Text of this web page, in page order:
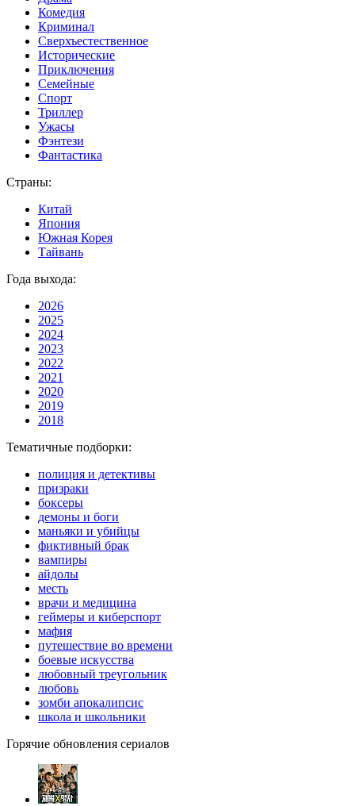
Комедия
Криминал
Сверхъестественное
Исторические
Приключения
Семейные
Спорт
Триллер
Ужасы
Фэнтези
Фантастика
Страны:
Китай
Япония
Южная Корея
Тайвань
Года выхода:
2026
2025
2024
2023
2022
2021
2020
2019
2018
Тематичные подборки:
полиция и детективы
призраки
боксеры
демоны и боги
маньяки и убийцы
фиктивный брак
вампиры
айдолы
месть
врачи и медицина
геймеры и киберспорт
мафия
путешествие во времени
боевые искусства
любовный треугольник
любовь
зомби апокалипсис
школа и школьники
Горячие обновления сериалов